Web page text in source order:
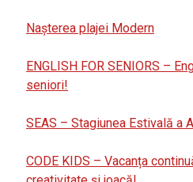
Nașterea plajei Modern
ENGLISH FOR SENIORS –
seniori!
SEAS – Stagiunea Estivală a
CODE KIDS – Vacanța